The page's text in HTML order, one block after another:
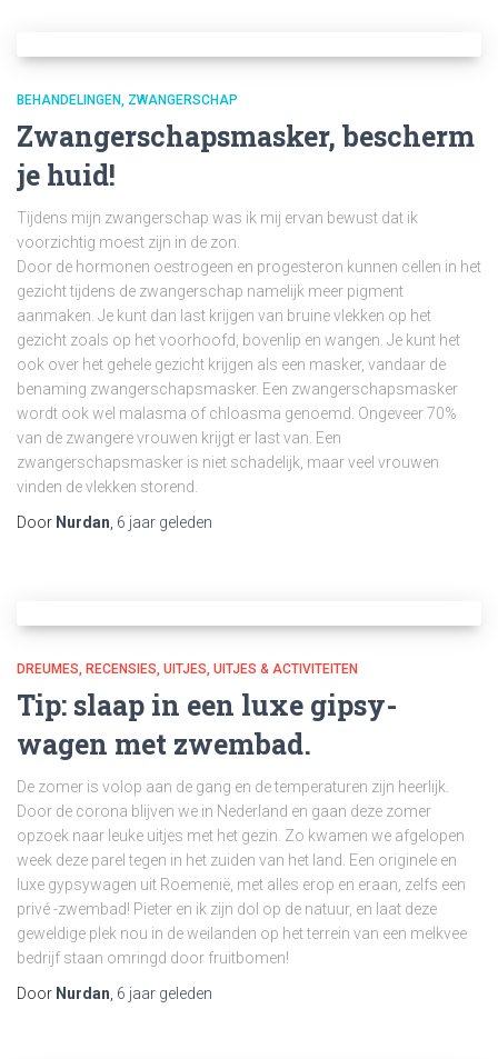
BEHANDELINGEN ZWANGERSCHAP
Zwangerschapsmasker, bescherm
je huid!
Tijdens mijn zwangerschap was ik mij ervan bewust dat ik
voorzichtig moest zijn in de zon.
Door de hormonen oestrogeen en progesteron kunnen cellen in het
gezicht tijdens de zwangerschap namelijk meer pigment
aanmaken. Je kunt dan last krijgen van bruine vlekken op het
gezicht zoals op het voorhoofd, bovenlip en wangen. Je kunt het
ook over het gehele gezicht krijgen als een masker, vandaar de
benaming zwangerschapsmasker. Een zwangerschapsmasker
wordt ook wel malasma of chloasma genoemd. Ongeveer 70%
van de zwangere vrouwen krijgt er last van. Een
zwangerschapsmasker is niet schadelijk, maar veel vrouwen
vinden de vlekken storend.
Door Nurdan 6 jaar geleden
DREUMES RECENSIES UITJES UITJES & ACTIVITEITEN
Tip: slaap in een luxe gipsy-
wagen met zwembad.
De zomer is volop aan de gang en de temperaturen zijn heerlijk.
Door de corona blijven we in Nederland en gaan deze zomer
opzoek naar leuke uitjes met het gezin. Zo kwamen we afgelopen
week deze parel tegen in het zuiden van het land. Een originele en
luxe gypsywagen uit Roemenië, met alles erop en eraan, zelfs een
privé -zwembad! Pieter en ik zijn dol op de natuur, en laat deze
geweldige plek nou in de weilanden op het terrein van een melkvee
bedrijf staan omringd door fruitbomen!
Door Nurdan 6 jaar geleden